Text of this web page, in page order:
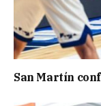
San Martín